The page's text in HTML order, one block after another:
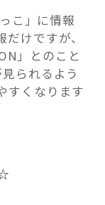
こ」に情報
けですが、
」とのこと
られるよう
すくなります